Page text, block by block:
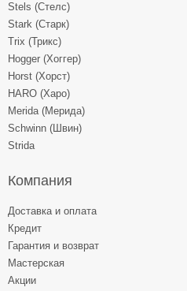
Stels (Стелс)
Stark (Старк)
Trix (Трикс)
Hogger (Хоггер)
Horst (Хорст)
HARO (Харо)
Merida (Мерида)
Schwinn (Швин)
Strida
Компания
Доставка и оплата
Кредит
Гарантия и возврат
Мастерская
Акции